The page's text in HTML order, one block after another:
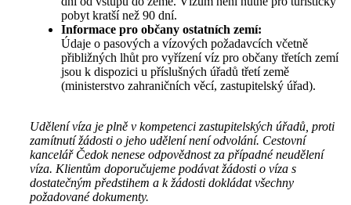
pobyt kratší než 90 dní.
Informace pro občany ostatních zemí:
Údaje o pasových a vízových požadavcích včetně
přibližných lhůt pro vyřízení víz pro občany třetích zemí
jsou k dispozici u příslušných úřadů třetí země
(ministerstvo zahraničních věcí, zastupitelský úřad).
Udělení víza je plně v kompetenci zastupitelských úřadů, proti
zamítnutí žádosti o jeho udělení není odvolání. Cestovní
kancelář Čedok nenese odpovědnost za případné neudělení
víza. Klientům doporučujeme podávat žádosti o víza s
dostatečným předstihem a k žádosti dokládat všechny
požadované dokumenty.